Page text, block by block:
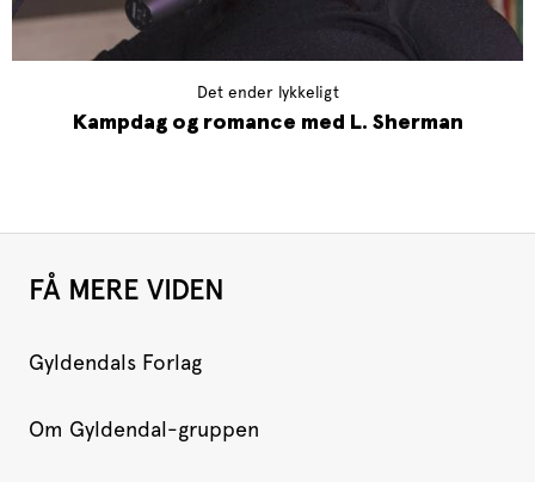
Det ender lykkeligt
Kampdag og romance med L. Sherman
FÅ MERE VIDEN
Gyldendals Forlag
Om Gyldendal-gruppen